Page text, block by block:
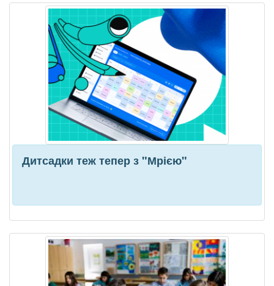
Дитсадки теж тепер з "Мрією"